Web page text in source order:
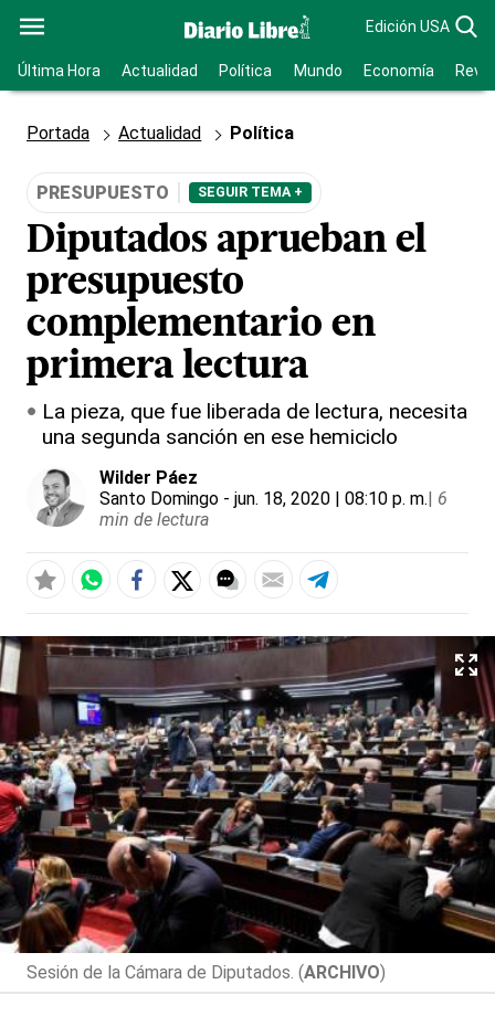
Edición USA
Última Hora Actualidad Política Mundo Economía
Portada Actualidad Política
PRESUPUESTO SEGUIR TEMA +
Diputados aprueban el
presupuesto
complementario en
primera lectura
La pieza, que fue liberada de lectura, necesita
una segunda sanción en ese hemiciclo
Wilder Páez
Santo Domingo - jun. 18, 2020 | 08:10 p. m.| 6
min de lectura
Sesión de la Cámara de Diputados. (ARCHIVO)